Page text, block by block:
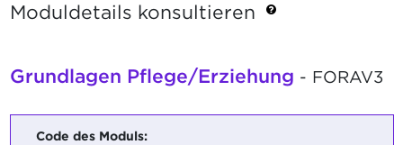
Moduldetails konsultieren
Grundlagen Pflege/Erziehung - FORAV3
Code des Moduls: